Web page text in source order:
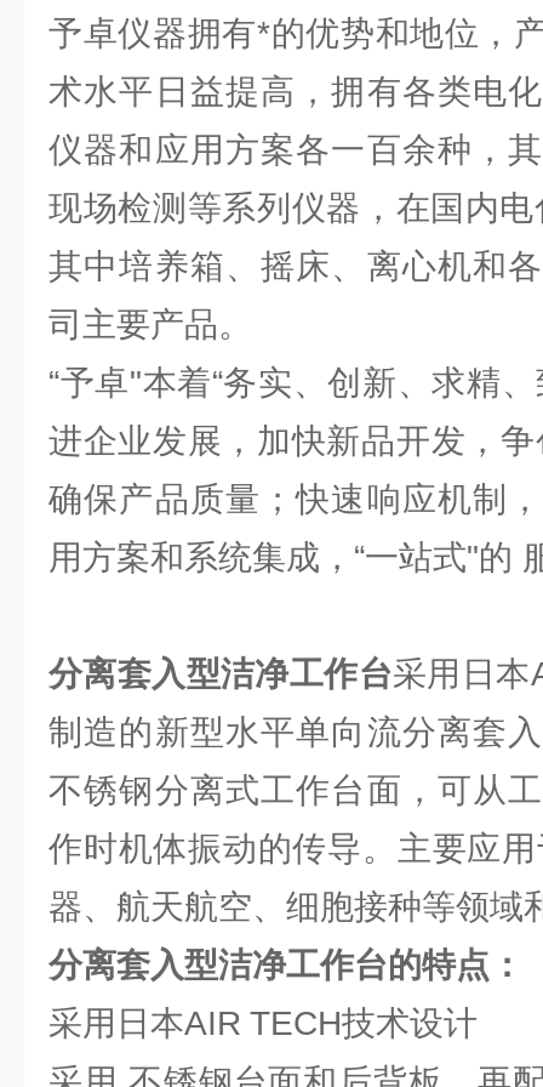
予卓仪器拥有*的优势和地位，
术水平日益提高，拥有各类电
仪器和应用方案各一百余种，
现场检测等系列仪器，在国内
其中培养箱、摇床、离心机和
司主要产品。
“予卓"本着“务实、创新、求精
进企业发展，加快新品开发，
确保产品质量；快速响应机制
用方案和系统集成，“一站式"的
分离套入型洁净工作台采用日本
制造的新型水平单向流分离套
不锈钢分离式工作台面，可从
作时机体振动的传导。主要应
器、航天航空、细胞接种等领域
分离套入型洁净工作台的特点：
采用日本AIR TECH技术设计